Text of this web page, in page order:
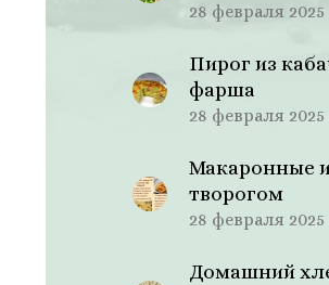
28 февраля 2025
Пирог из
фарша
28 февраля 2025
Макаронные
творогом
28 февраля 2025
Домашний